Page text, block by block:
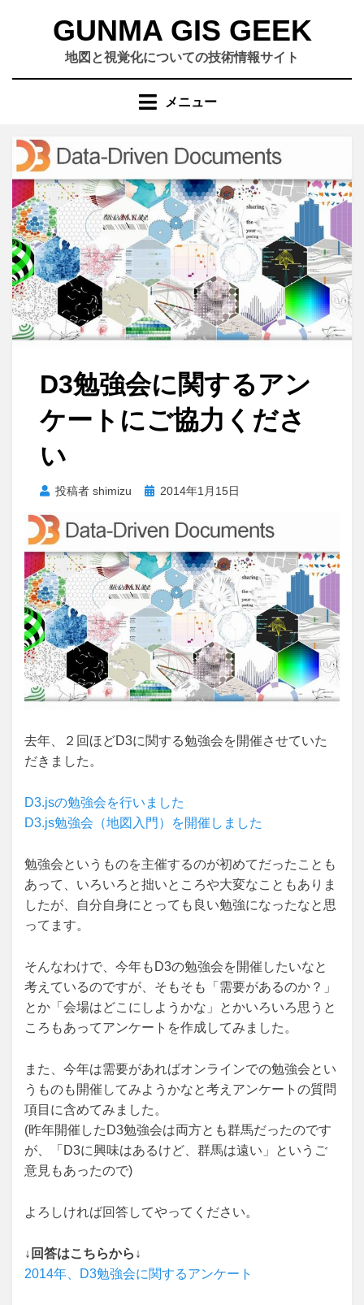
GUNMA GIS GEEK
地図と視覚化についての技術情報サイト
メニュー
D3勉強会に関するアン
ケートにご協力くださ
い
投稿者shimizu
投
日:
2014年1月15日
去年、２回ほどD3に関する勉強会を開催させていた
だきました。
D3.jsの勉強会を行いました
D3.js勉強会（地図入門）を開催しました
勉強会というものを主催するのが初めてだったことも
あって、いろいろと拙いところや大変なこともありま
したが、自分自身にとっても良い勉強になったなと思
ってます。
そんなわけで、今年もD3の勉強会を開催したいなと
考えているのですが、そもそも「需要があるのか？」
とか「会場はどこにしようかな」とかいろいろ思うと
ころもあってアンケートを作成してみました。
また、今年は需要があればオンラインでの勉強会とい
うものも開催してみようかなと考えアンケートの質問
項目に含めてみました。
(昨年開催したD3勉強会は両方とも群馬だったのです
が、「D3に興味はあるけど、群馬は遠い」というご
意見もあったので)
よろしければ回答してやってください。
↓回答はこちらから↓
2014年、D3勉強会に関するアンケート